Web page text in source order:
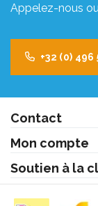
Appelez-nous
+32 (0) 496
Contact
Mon compte
Soutien à la